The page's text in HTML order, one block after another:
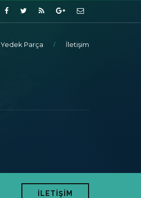
Yedek Parça İletişim
İLETİŞİM